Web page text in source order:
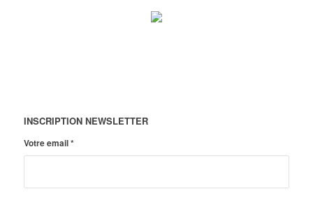
INSCRIPTION NEWSLETTER
Votre email*